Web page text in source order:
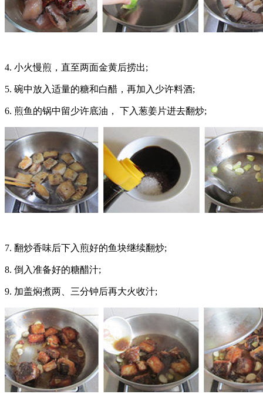
4. 小火慢煎，直至两面金黄后捞出;
5. 碗中放入适量的糖和白醋，再加入少许料酒;
6. 煎鱼的锅中留少许底油， 下入葱姜片进去翻炒;
7. 翻炒香味后下入煎好的鱼块继续翻炒;
8. 倒入准备好的糖醋汁;
9. 加盖焖煮两、三分钟后再大火收汁;